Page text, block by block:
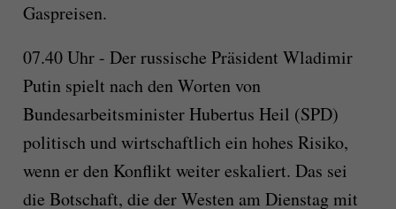
Gaspreisen.
07.40 Uhr - Der russische Präsident Wladimir
Putin spielt nach den Worten von
Bundesarbeitsminister Hubertus Heil (SPD)
politisch und wirtschaftlich ein hohes Risiko,
wenn er den Konflikt weiter eskaliert. Das sei
die Botschaft, die der Westen am Dienstag mit